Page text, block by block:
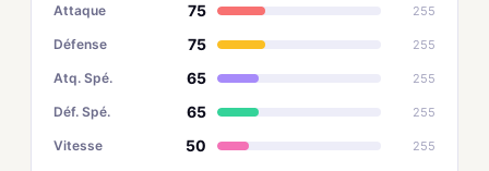
Attaque 75 255
Défense 75 255
Atq. Spé. 65 255
Déf. Spé. 65 255
Vitesse 50 255